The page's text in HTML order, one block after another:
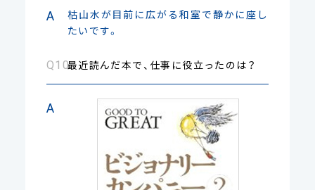
枯山水が目前に広がる和室で静かに座し
たいです。
最近読んだ本で、仕事に役立ったのは？